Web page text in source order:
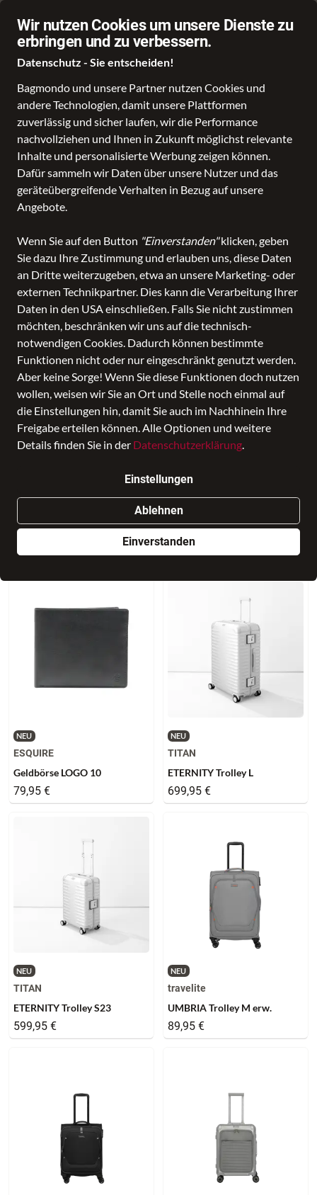
Wir nutzen Cookies um unsere Dienste zu
erbringen und zu verbessern.
Datenschutz - Sie entscheiden!
Bagmondo und unsere Partner nutzen Cookies und
andere Technologien, damit unsere Plattformen
zuverlässig und sicher laufen, wir die Performance
nachvollziehen und Ihnen in Zukunft möglichst relevante
Inhalte und personalisierte Werbung zeigen können.
Dafür sammeln wir Daten über unsere Nutzer und das
geräteübergreifende Verhalten in Bezug auf unsere
Angebote.
Wenn Sie auf den Button "Einverstanden"klicken, geben
Sie dazu Ihre Zustimmung und erlauben uns, diese Daten
an Dritte weiterzugeben, etwa an unsere Marketing- oder
externen Technikpartner. Dies kann die Verarbeitung Ihrer
Daten in den USA einschließen. Falls Sie nicht zustimmen
möchten, beschränken wir uns auf die technisch-
notwendigen Cookies. Dadurch können bestimmte
Funktionen nicht oder nur eingeschränkt genutzt werden.
Aber keine Sorge! Wenn Sie diese Funktionen doch nutzen
wollen, weisen wir Sie an Ort und Stelle noch einmal auf
die Einstellungen hin, damit Sie auch im Nachhinein Ihre
Freigabe erteilen können. Alle Optionen und weitere
Details finden Sie in der Datenschutzerklärung.
Einstellungen
Ablehnen
Einverstanden
Produktebei Gabler Leder
ALLE FILTER
210 Produkte
NEU
Secrid
Miniwallet Original Navy
69,00 €
NEU
ESQUIRE
Brieftasche LOGO 10
79,95 €
NEU
ESQUIRE
Geldbörse LOGO 10
79,95 €
NEU
TITAN
ETERNITY Trolley L
699,95 €
NEU
TITAN
ETERNITY Trolley S23
599,95 €
NEU
travelite
UMBRIA Trolley M erw.
89,95 €